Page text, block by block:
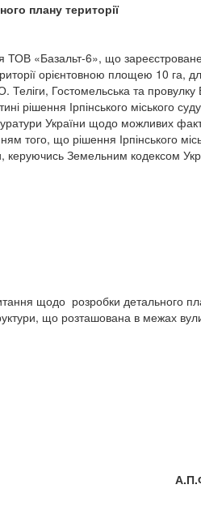
плану території
6», що зареєстроване
орієнтовною площею 10 га,
Гостомельська та
рішення Ірпінського міського
України щодо можливих
того, що рішення Ірпінського
Земельним кодексом
щодо розробки детального
що розташована в межах